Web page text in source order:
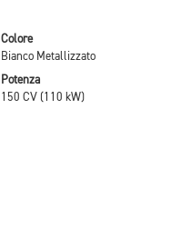
Colore
Bianco Metallizzato
Potenza
150 CV (110 kW)